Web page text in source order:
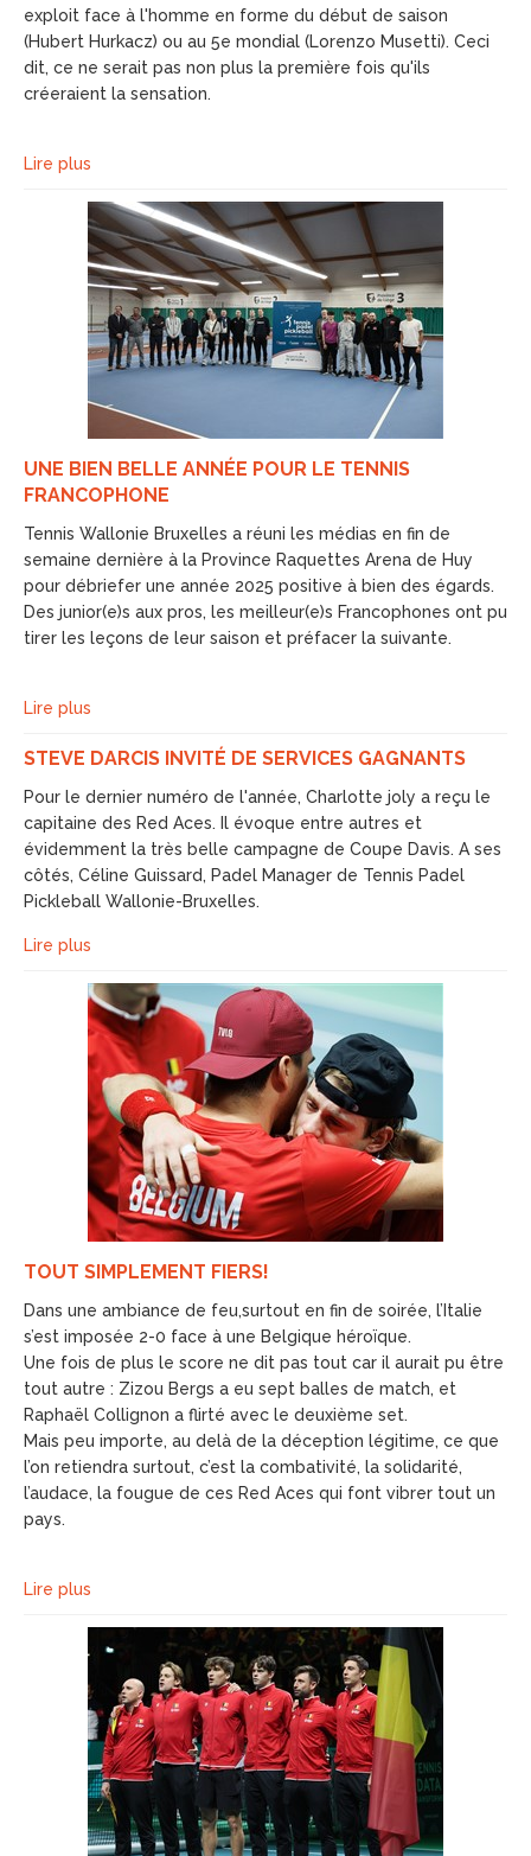
exploit face à l'homme en forme du début de saison
(Hubert Hurkacz) ou au 5e mondial (Lorenzo Musetti). Ceci
dit, ce ne serait pas non plus la première fois qu'ils
créeraient la sensation.
Lire plus
UNE BIEN BELLE ANNÉE POUR LE TENNIS
FRANCOPHONE
Tennis Wallonie Bruxelles a réuni les médias en fin de
semaine dernière à la Province Raquettes Arena de Huy
pour débriefer une année 2025 positive à bien des égards.
Des junior(e)s aux pros, les meilleur(e)s Francophones ont pu
tirer les leçons de leur saison et préfacer la suivante.
Lire plus
STEVE DARCIS INVITÉ DE SERVICES GAGNANTS
Pour le dernier numéro de l'année, Charlotte joly a reçu le
capitaine des Red Aces. Il évoque entre autres et
évidemment la très belle campagne de Coupe Davis. A ses
côtés, Céline Guissard, Padel Manager de Tennis Padel
Pickleball Wallonie-Bruxelles.
Lire plus
TOUT SIMPLEMENT FIERS!
Dans une ambiance de feu,surtout en fin de soirée, l’Italie
s’est imposée 2-0 face à une Belgique héroïque.
Une fois de plus le score ne dit pas tout car il aurait pu être
tout autre : Zizou Bergs a eu sept balles de match, et
Raphaël Collignon a flirté avec le deuxième set.
Mais peu importe, au delà de la déception légitime, ce que
l’on retiendra surtout, c’est la combativité, la solidarité,
l’audace, la fougue de ces Red Aces qui font vibrer tout un
pays.
Lire plus